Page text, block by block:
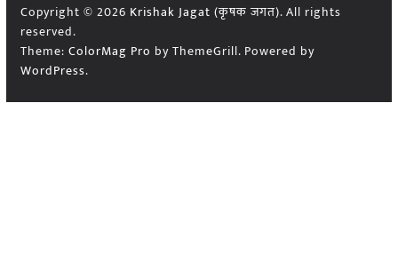
Copyright © 2026 Krishak Jagat (कृषक जगत). All rights
reserved.
Theme: ColorMag Pro by ThemeGrill. Powered by
WordPress.